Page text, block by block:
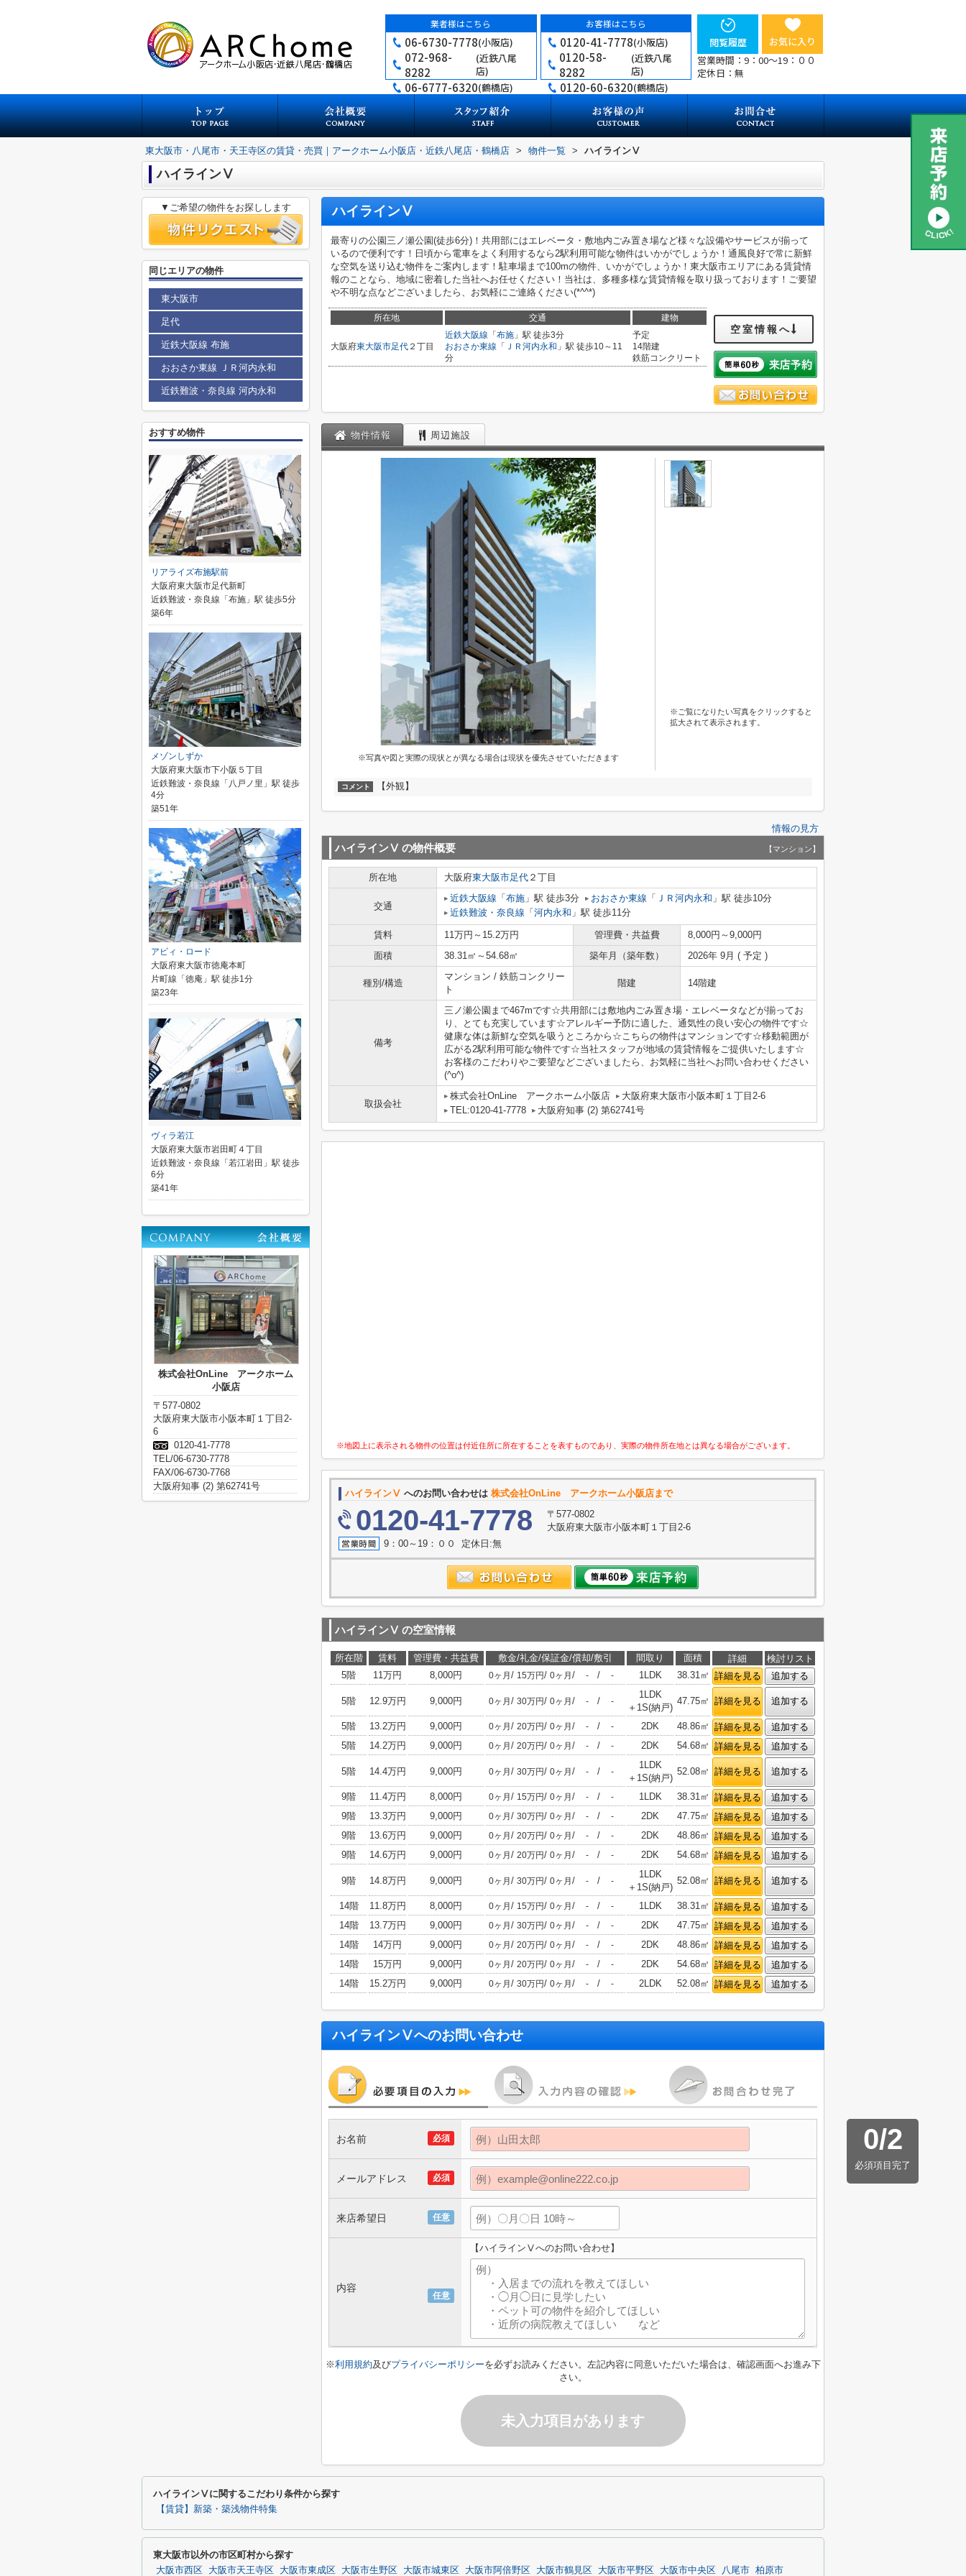
業者様はこちら
06-6730-7778(小阪店)
072-968-
8282
(近鉄八尾
店)
06-6777-6320(鶴橋店)
お客様はこちら
0120-41-7778(小阪店)
0120-58-
8282
(近鉄八尾
店)
0120-60-6320(鶴橋店)
閲覧履歴
お気に入り
営業時間：9：00～19：００
定休日：無
東大阪市・八尾市・天王寺区の賃貸・売買｜アークホーム小阪店・近鉄八尾店・鶴橋店 > 物件一覧 > ハイラインⅤ
ハイラインⅤ
ハイラインⅤ
最寄りの公園三ノ瀬公園(徒歩6分)！共用部にはエレベータ・敷地内ごみ置き場など様々な設備やサービスが揃って
いるので便利です！日頃から電車をよく利用するなら2駅利用可能な物件はいかがでしょうか！通風良好で常に新鮮
な空気を送り込む物件をご案内します！駐車場まで100mの物件、いかがでしょうか！東大阪市エリアにある賃貸情
報のことなら、地域に密着した当社へお任せください！当社は、多種多様な賃貸情報を取り扱っております！ご要望
や不明な点などございましたら、お気軽にご連絡ください(*^^*)
所在地 交通 建物
大阪府東大阪市足代 ２丁目
近鉄大阪線 「 布施 」駅 徒歩3分
おおさか東線 「 ＪＲ河内永和 」駅 徒歩10～11
分
予定
14階建
鉄筋コンクリート
空室情報へ
物件情報 周辺施設
※写真や図と実際の現状とが異なる場合は現状を優先させていただきます
※ご覧になりたい写真をクリックすると
拡大されて表示されます。
コメント 【外観】
情報の見方
ハイラインⅤ の物件概要 【マンション】
所在地 大阪府東大阪市足代 ２丁目
交通
近鉄大阪線 「 布施 」駅 徒歩3分 おおさか東線 「 ＪＲ河内永和 」駅 徒歩10分
近鉄難波・奈良線 「 河内永和 」駅 徒歩11分
賃料 11万円～15.2万円 管理費・共益費
8,000円～9,000円
面積
38.31㎡～54.68㎡ 築年月（築年数） 2026年 9月 ( 予定 )
種別/構造
マンション / 鉄筋コンクリー
ト
階建 14階建
備考
三ノ瀬公園まで467mです☆共用部には敷地内ごみ置き場・エレベータなどが揃ってお
り、とても充実しています☆アレルギー予防に適した、通気性の良い安心の物件です☆
健康な体は新鮮な空気を吸うところから☆こちらの物件はマンションです☆移動範囲が
広がる2駅利用可能な物件です☆当社スタッフが地域の賃貸情報をご提供いたします☆
お客様のこだわりやご要望などございましたら、お気軽に当社へお問い合わせください
(^o^)
取扱会社
株式会社OnLine アークホーム小阪店
大阪府東大阪市小阪本町１丁目2-6
TEL:0120-41-7778
大阪府知事 (2) 第62741号
※地図上に表示される物件の位置は付近住所に所在することを表すものであり、実際の物件所在地とは異なる場合がございます。
ハイラインⅤ へのお問い合わせは 株式会社OnLine アークホーム小阪店まで
0120-41-7778
〒577-0802
大阪府東大阪市小阪本町１丁目2-6
9：00～19：００ 定休日:無
ハイラインⅤ の空室情報
所在階 賃料 管理費・共益費 敷金/礼金/保証金/償却/敷引 間取り 面積 詳細
検討リスト
5階
11万円 8,000円 0ヶ月 / 15万円/ 0ヶ月 / - / - 1LDK 38.31㎡ 詳細を見る 追加する
5階 12.9万円 9,000円 0ヶ月 / 30万円/ 0ヶ月 / - / -
1LDK
＋1S(納戸)
47.75㎡ 詳細を見る 追加する
5階 13.2万円 9,000円 0ヶ月 / 20万円/ 0ヶ月 / - / - 2DK 48.86㎡ 詳細を見る
追加する
5階
14.2万円 9,000円 0ヶ月 / 20万円/ 0ヶ月 / - / - 2DK 54.68㎡ 詳細を見る 追加する
5階 14.4万円 9,000円 0ヶ月 / 30万円/ 0ヶ月 / - / -
1LDK
＋1S(納戸)
52.08㎡ 詳細を見る 追加する
9階 11.4万円 8,000円 0ヶ月 / 15万円/ 0ヶ月 / - / - 1LDK 38.31㎡ 詳細を見る
追加する
9階
13.3万円 9,000円 0ヶ月 / 30万円/ 0ヶ月 / - / - 2DK 47.75㎡ 詳細を見る
追加する
9階
13.6万円 9,000円 0ヶ月 / 20万円/ 0ヶ月 / - / - 2DK 48.86㎡ 詳細を見る
追加する
9階
14.6万円 9,000円 0ヶ月 / 20万円/ 0ヶ月 / - / - 2DK 54.68㎡ 詳細を見る 追加する
9階 14.8万円 9,000円 0ヶ月 / 30万円/ 0ヶ月 / - / -
1LDK
＋1S(納戸)
52.08㎡ 詳細を見る 追加する
14階 11.8万円 8,000円 0ヶ月 / 15万円/ 0ヶ月 / - / - 1LDK 38.31㎡ 詳細を見る
追加する
14階
13.7万円 9,000円 0ヶ月 / 30万円/ 0ヶ月 / - / - 2DK 47.75㎡ 詳細を見る
追加する
14階
14万円 9,000円 0ヶ月 / 20万円/ 0ヶ月 / - / - 2DK 48.86㎡ 詳細を見る
追加する
14階
15万円 9,000円 0ヶ月 / 20万円/ 0ヶ月 / - / - 2DK 54.68㎡ 詳細を見る
追加する
14階
15.2万円 9,000円 0ヶ月 / 30万円/ 0ヶ月 / - / - 2LDK 52.08㎡ 詳細を見る 追加する
ハイラインⅤへのお問い合わせ
0/2
必須項目完了
必須
お名前
必須
メールアドレス
任意
来店希望日
任意
内容
【ハイラインⅤへのお問い合わせ】
※利用規約及びプライバシーポリシーを必ずお読みください。左記内容に同意いただいた場合は、確認画面へお進み下
さい。
未入力項目があります
▼ご希望の物件をお探しします
同じエリアの物件
東大阪市
足代
近鉄大阪線 布施
おおさか東線 ＪＲ河内永和
近鉄難波・奈良線 河内永和
おすすめ物件
リアライズ布施駅前
大阪府東大阪市足代新町
近鉄難波・奈良線「布施」駅 徒歩5分
築6年
メゾンしずか
大阪府東大阪市下小阪５丁目
近鉄難波・奈良線「八戸ノ里」駅 徒歩
4分
築51年
アビィ・ロード
大阪府東大阪市徳庵本町
片町線「徳庵」駅 徒歩1分
築23年
ヴィラ若江
大阪府東大阪市岩田町４丁目
近鉄難波・奈良線「若江岩田」駅 徒歩
6分
築41年
株式会社OnLine アークホーム
小阪店
〒577-0802
大阪府東大阪市小阪本町１丁目2-
6
0120-41-7778
TEL/06-6730-7778
FAX/06-6730-7768
大阪府知事 (2) 第62741号
ハイラインⅤに関するこだわり条件から探す
【賃貸】新築・築浅物件特集
東大阪市以外の市区町村から探す
大阪市西区 大阪市天王寺区 大阪市東成区 大阪市生野区 大阪市城東区 大阪市阿倍野区 大阪市鶴見区 大阪市平野区 大阪市中央区 八尾市 柏原市